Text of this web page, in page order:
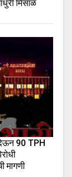
मिसाळ
90 TPH
मागणी